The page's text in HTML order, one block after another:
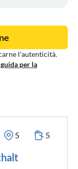
l'autenticità.
per la
5 5